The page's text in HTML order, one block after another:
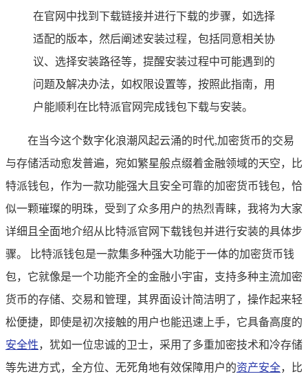
在官网中找到下载链接并进行下载的步骤，如选择
适配的版本，然后阐述安装过程，包括同意相关协
议、选择安装路径等，提醒安装过程中可能遇到的
问题及解决办法，如权限设置等，按照此指南，用
户能顺利在比特派官网完成钱包下载与安装。
在当今这个数字化浪潮风起云涌的时代,加密货币的交易
与存储活动愈发普遍，宛如繁星般点缀着金融领域的天空，比
特派钱包，作为一款功能强大且安全可靠的加密货币钱包，恰
似一颗璀璨的明珠，受到了众多用户的热烈青睐，我将为大家
详细且全面地介绍从比特派官网下载钱包并进行安装的具体步
骤。 比特派钱包是一款集多种强大功能于一体的加密货币钱
包，它就像是一个功能齐全的金融小宇宙，支持多种主流加密
货币的存储、交易和管理，其界面设计简洁明了，操作起来轻
松便捷，即使是初次接触的用户也能迅速上手，它具备高度的
安全性，犹如一位忠诚的卫士，采用了多重加密技术和冷存储
等先进方式，全方位、无死角地有效保障用户的资产安全，比